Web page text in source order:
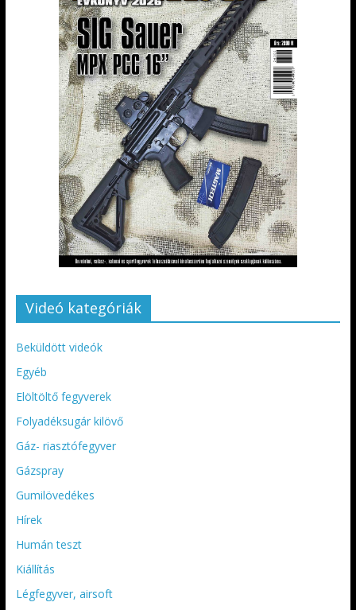
Videó kategóriák
Beküldött videók
Egyéb
Elöltöltő fegyverek
Folyadéksugár kilövő
Gáz- riasztófegyver
Gázspray
Gumilövedékes
Hírek
Humán teszt
Kiállítás
Légfegyver, airsoft